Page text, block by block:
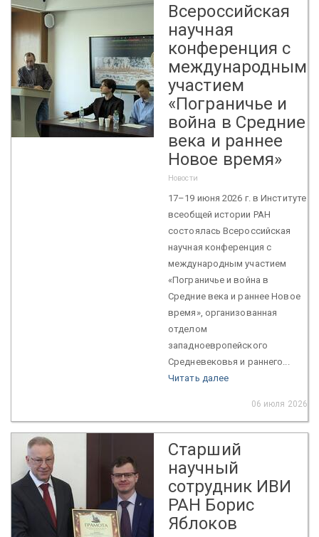
Всероссийская
научная
конференция с
международным
участием
«Пограничье и
война в Средние
века и раннее
Новое время»
Новости
17–19 июня 2026 г. в Институте
всеобщей истории РАН
состоялась Всероссийская
научная конференция с
международным участием
«Пограничье и война в
Средние века и раннее Новое
время», организованная
отделом
западноевропейского
Средневековья и раннего...
Читать далее
06 июля 2026
Старший
научный
сотрудник ИВИ
РАН Борис
Яблоков